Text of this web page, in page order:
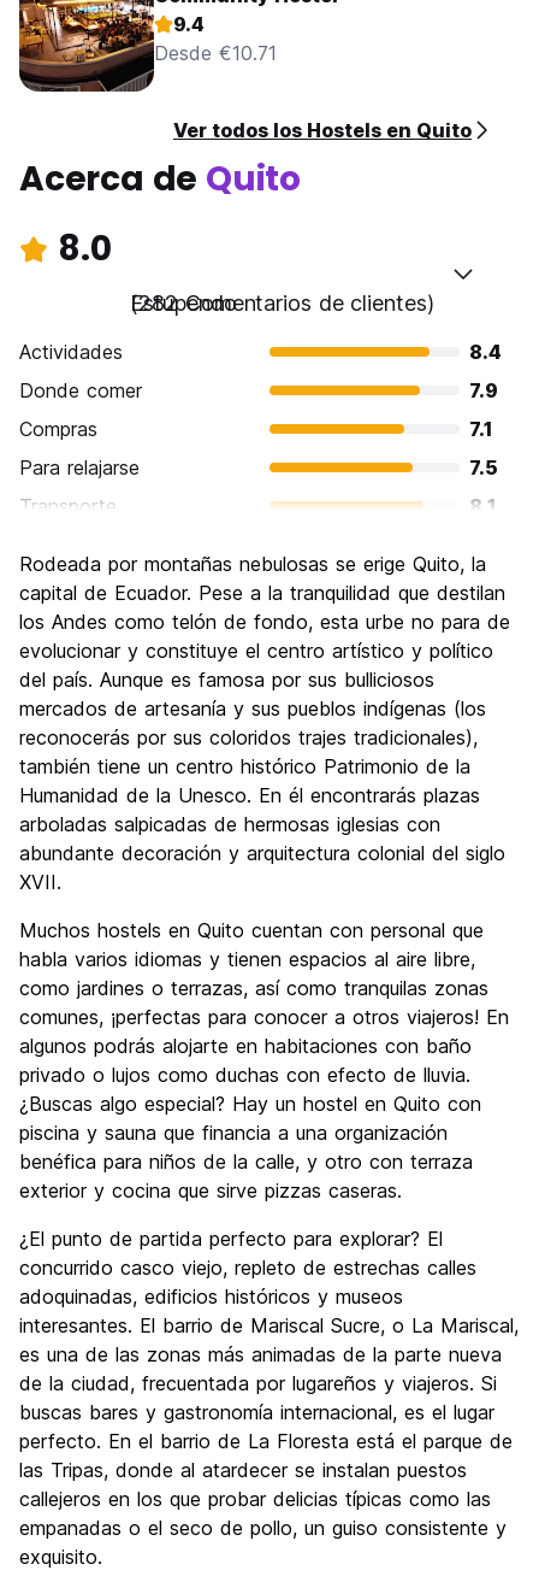
9.4
Desde €10.71
Ver todos los Hostels en Quito
Acerca de Quito
8.0
Estupendo
(282 Comentarios de clientes)
Actividades
8.4
Donde comer
7.9
Compras
7.1
Para relajarse
7.5
Transporte
8.1
Cultura
8.5
Fiesta
7.5
Calidad Precio
8.4
Rodeada por montañas nebulosas se erige Quito, la
capital de Ecuador. Pese a la tranquilidad que destilan
los Andes como telón de fondo, esta urbe no para de
evolucionar y constituye el centro artístico y político
del país. Aunque es famosa por sus bulliciosos
mercados de artesanía y sus pueblos indígenas (los
reconocerás por sus coloridos trajes tradicionales),
también tiene un centro histórico Patrimonio de la
Humanidad de la Unesco. En él encontrarás plazas
arboladas salpicadas de hermosas iglesias con
abundante decoración y arquitectura colonial del siglo
XVII.
Muchos hostels en Quito cuentan con personal que
habla varios idiomas y tienen espacios al aire libre,
como jardines o terrazas, así como tranquilas zonas
comunes, ¡perfectas para conocer a otros viajeros! En
algunos podrás alojarte en habitaciones con baño
privado o lujos como duchas con efecto de lluvia.
¿Buscas algo especial? Hay un hostel en Quito con
piscina y sauna que financia a una organización
benéfica para niños de la calle, y otro con terraza
exterior y cocina que sirve pizzas caseras.
¿El punto de partida perfecto para explorar? El
concurrido casco viejo, repleto de estrechas calles
adoquinadas, edificios históricos y museos
interesantes. El barrio de Mariscal Sucre, o La Mariscal,
es una de las zonas más animadas de la parte nueva
de la ciudad, frecuentada por lugareños y viajeros. Si
buscas bares y gastronomía internacional, es el lugar
perfecto. En el barrio de La Floresta está el parque de
las Tripas, donde al atardecer se instalan puestos
callejeros en los que probar delicias típicas como las
empanadas o el seco de pollo, un guiso consistente y
exquisito.